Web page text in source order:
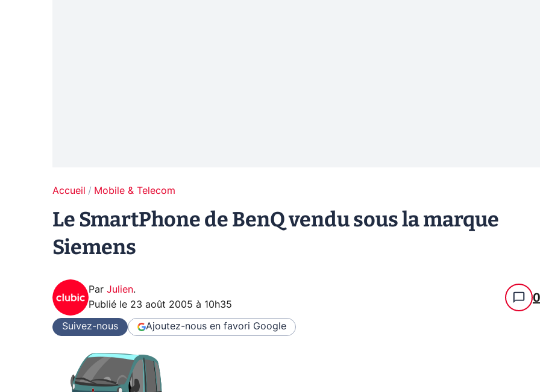
Accueil Mobile & Telecom
Le SmartPhone de BenQ vendu sous la marque
Siemens
Par Julien.
Publié le 23 août 2005 à 10h35 0
Suivez-nous Ajoutez-nous en favori Google